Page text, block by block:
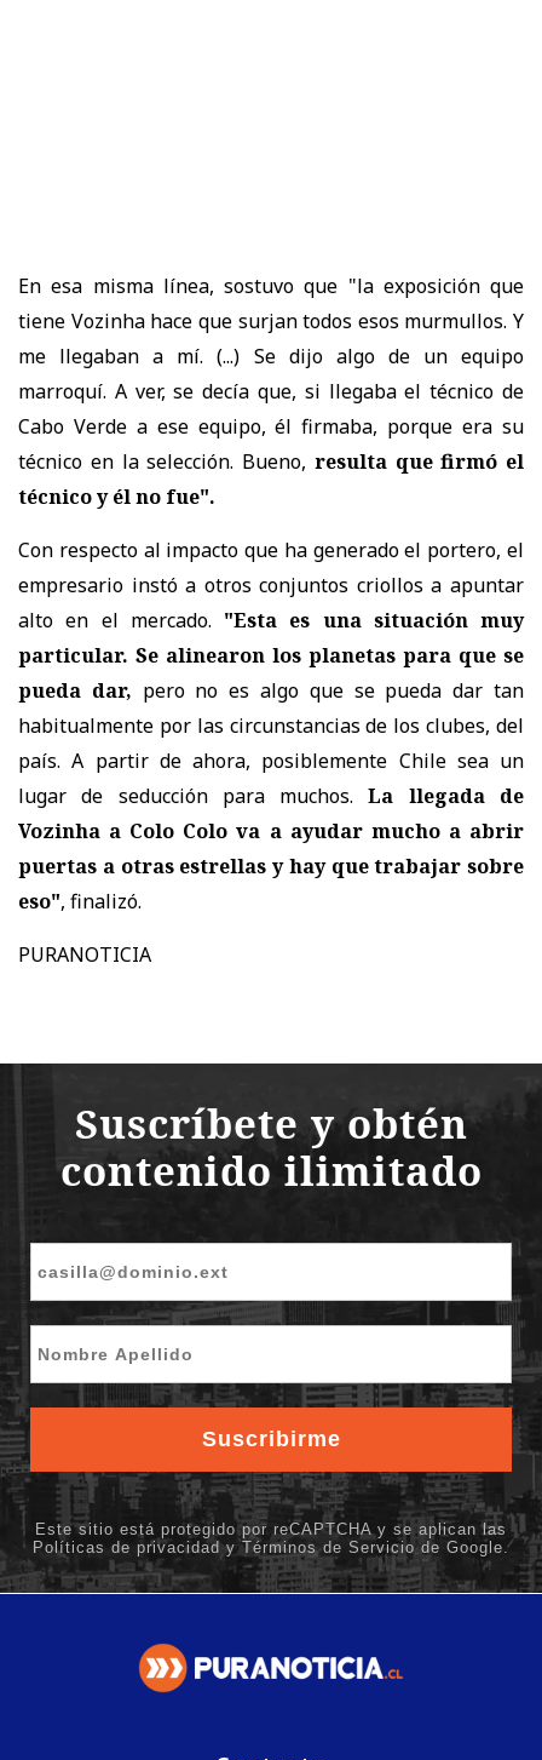
En esa misma línea, sostuvo que "la exposición que
tiene Vozinha hace que surjan todos esos murmullos. Y
me llegaban a mí. (...) Se dijo algo de un equipo
marroquí. A ver, se decía que, si llegaba el técnico de
Cabo Verde a ese equipo, él firmaba, porque era su
técnico en la selección. Bueno, resulta que firmó el
técnico y él no fue".
Con respecto al impacto que ha generado el portero, el
empresario instó a otros conjuntos criollos a apuntar
alto en el mercado. "Esta es una situación muy
particular. Se alinearon los planetas para que se
pueda dar, pero no es algo que se pueda dar tan
habitualmente por las circunstancias de los clubes, del
país. A partir de ahora, posiblemente Chile sea un
lugar de seducción para muchos.La llegada de
Vozinha a Colo Colo va a ayudar mucho a abrir
puertas a otras estrellas y hay que trabajar sobre
eso", finalizó.
PURANOTICIA